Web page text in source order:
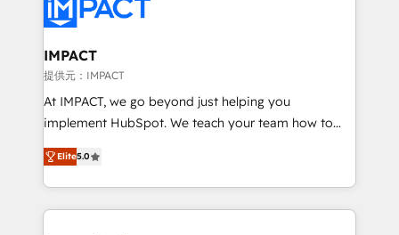
Slash months from your API Integration project... ⬅️
Click "Contact Business" ⬅️ to access 150+ Kickstart
Integration templates that put HubSpot in the center
of your tech stack, syncing... 🛍️ Shopify or
WooCommerce 💲 Stripe or Paypal 💰 Sage or
Netsuite 🤖 Google or Microsoft ✍️ DocuSign or
the rare Advanced "Custom Integrations"
Accreditation, securely sync data across... 🔄 any
IMPACT
提供元：IMPACT
At IMPACT, we go beyond just helping you
implement HubSpot. We teach your team how to
master it. As the creators of the Endless Customers
System™ (the next evolution of They Ask, You
Answer), we’re the only HubSpot partner built
entirely around coaching and training. That means
Elite5.0